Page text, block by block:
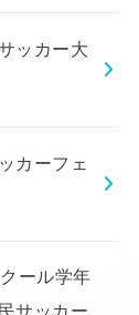
ッカー大
カーフェ
ール学年
サッカー